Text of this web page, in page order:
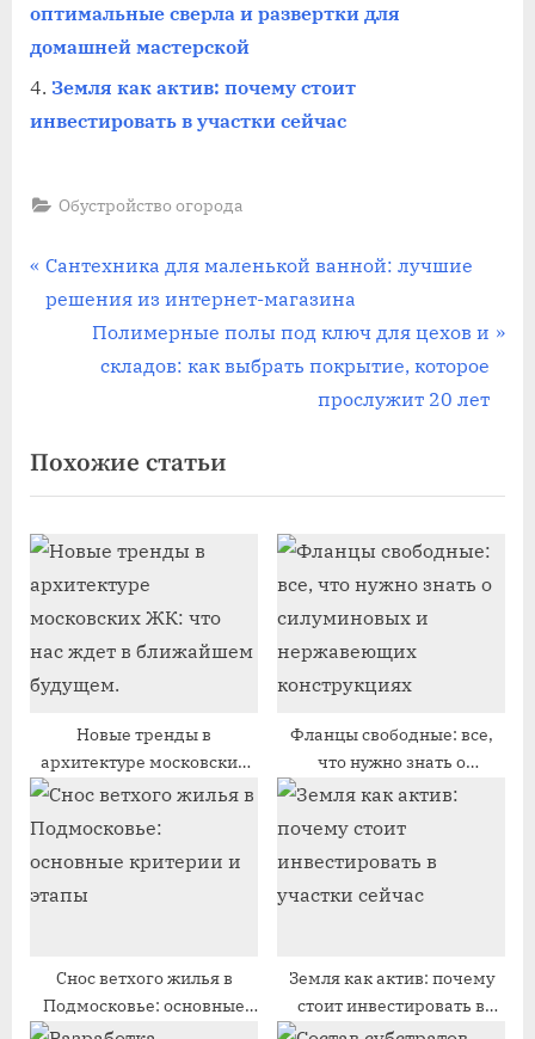
оптимальные сверла и развертки для
домашней мастерской
Земля как актив: почему стоит
инвестировать в участки сейчас
Обустройство огорода
Навигация
по
записям
П
р
у
щ
а
я
з
а
п
и
ь
:
Сантехника для маленькой ванной: лучшие
решения из интернет-магазина
С
л
у
ю
а
я
з
а
п
и
с
ь
:
Полимерные полы под ключ для цехов и
складов: как выбрать покрытие, которое
прослужит 20 лет
Похожие статьи
Новые тренды в
архитектуре московских
ЖК: что нас ждет в
Фланцы свободные: все,
что нужно знать о
силуминовых и
конструкциях
Снос ветхого жилья в
Подмосковье: основные
критерии и этапы
Земля как актив: почему
стоит инвестировать в
участки сейчас